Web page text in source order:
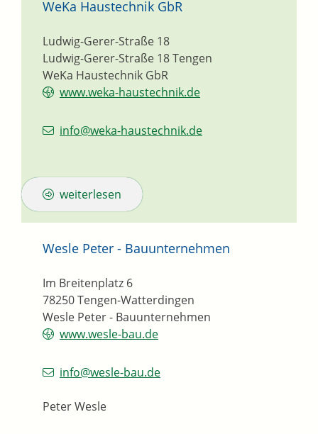
WeKa Haustechnik GbR
WeKa Haustechnik GbR
Ludwig-Gerer-Straße 18
Ludwig-Gerer-Straße 18Tengen
www.weka-haustechnik.de
info@weka-haustechnik.de
weiterlesen
Wesle Peter - Bauunternehmen
Wesle Peter - Bauunternehmen
Im Breitenplatz 6
78250Tengen-Watterdingen
www.wesle-bau.de
info@wesle-bau.de
Peter Wesle